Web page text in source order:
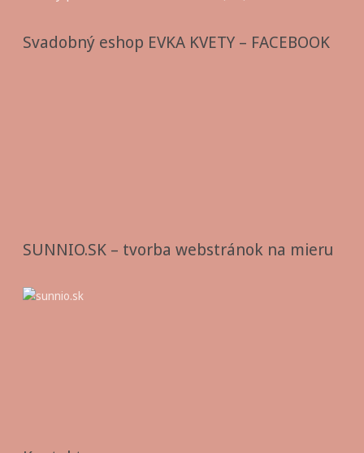
Svadobný eshop EVKA KVETY – FACEBOOK
SUNNIO.SK – tvorba webstránok na mieru